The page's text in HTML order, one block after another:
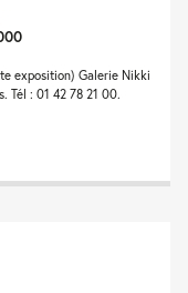
exposition) Galerie Nikki
Tél : 01 42 78 21 00.